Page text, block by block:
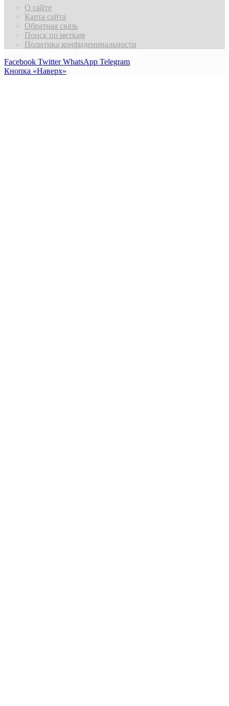
О сайте
Карта сайта
Обратная связь
Поиск по меткам
Политика конфиденциальности
Facebook Twitter WhatsApp Telegram
Кнопка «Наверх»